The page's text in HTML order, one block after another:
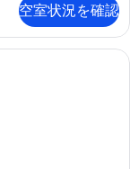
空室状況を確認